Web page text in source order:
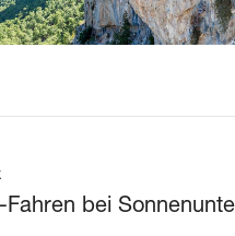
Fahren bei